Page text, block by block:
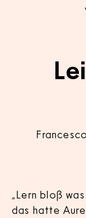
„Lern bloß
das hatte